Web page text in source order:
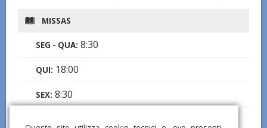
MISSAS
SEG - QUA: 8:30
QUI: 18:00
SEX: 8:30